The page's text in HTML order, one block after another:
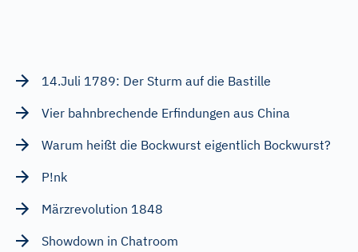
14.Juli 1789: Der Sturm auf die Bastille
Vier bahnbrechende Erfindungen aus China
Warum heißt die Bockwurst eigentlich Bockwurst?
P!nk
Märzrevolution 1848
Showdown in Chatroom